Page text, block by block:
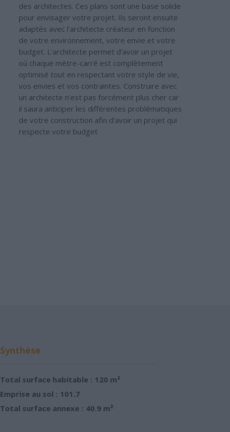
des architectes. Ces plans sont une base solide
pour envisager votre projet. Ils seront ensuite
adaptés avec l'architecte créateur en fonction
de votre environnement, votre envie et votre
budget. L'architecte permet d'avoir un projet
où chaque mètre-carré est complètement
optimisé tout en respectant votre style de vie,
vos envies et vos contraintes. Construire avec
un architecte n'est pas forcément plus cher car
il saura anticiper les différentes problématiques
de votre construction afin d'avoir un projet qui
respecte votre budget
Synthèse
Total surface habitable : 120 m²
Emprise au sol : 101.7
Total surface annexe : 40.9 m²